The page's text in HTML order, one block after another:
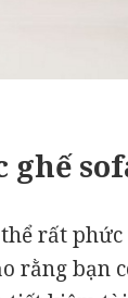
ghế
rất
rằng bạn